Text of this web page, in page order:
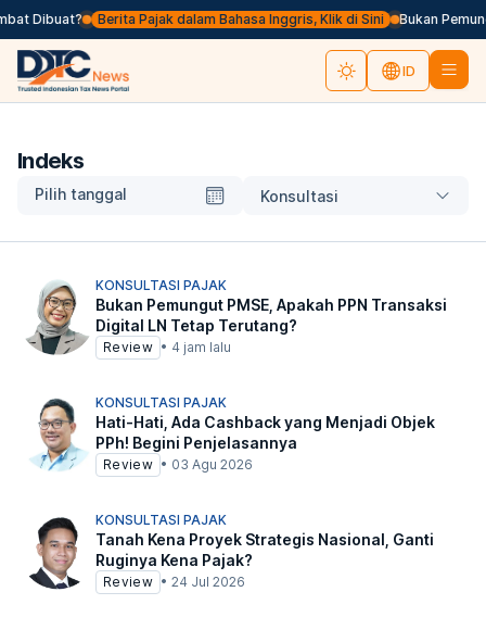
Dibuat? Berita Pajak dalam Bahasa Inggris, Klik di Sini Bukan
ID
Indeks
Pilih tanggal Konsultasi
KONSULTASI PAJAK
Bukan Pemungut PMSE, Apakah PPN Transaksi
Digital LN Tetap Terutang?
Review • 4 jam lalu
KONSULTASI PAJAK
Hati-Hati, Ada Cashback yang Menjadi Objek
PPh! Begini Penjelasannya
Review • 03 Agu 2026
KONSULTASI PAJAK
Tanah Kena Proyek Strategis Nasional, Ganti
Ruginya Kena Pajak?
Review • 24 Jul 2026